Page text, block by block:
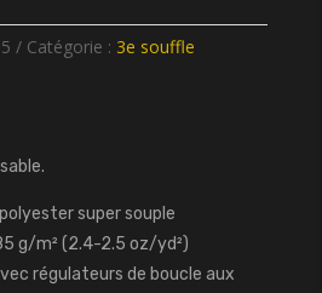
Catégorie : 3e souffle
super souple
g/m² (2.4-2.5 oz/yd²)
régulateurs de boucle aux